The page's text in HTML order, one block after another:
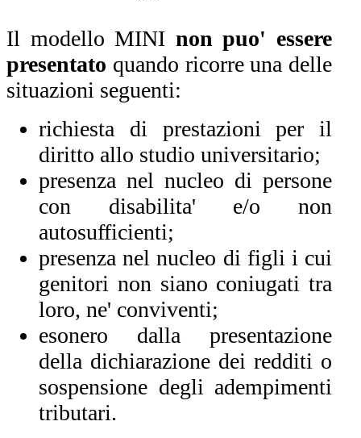
Il modello MINI non puo' essere
presentato quando ricorre una delle
situazioni seguenti:
richiesta di prestazioni per il
diritto allo studio universitario;
presenza nel nucleo di persone
con disabilita' e/o non
autosufficienti;
presenza nel nucleo di figli i cui
genitori non siano coniugati tra
loro, ne' conviventi;
esonero dalla presentazione
della dichiarazione dei redditi o
sospensione degli adempimenti
tributari.